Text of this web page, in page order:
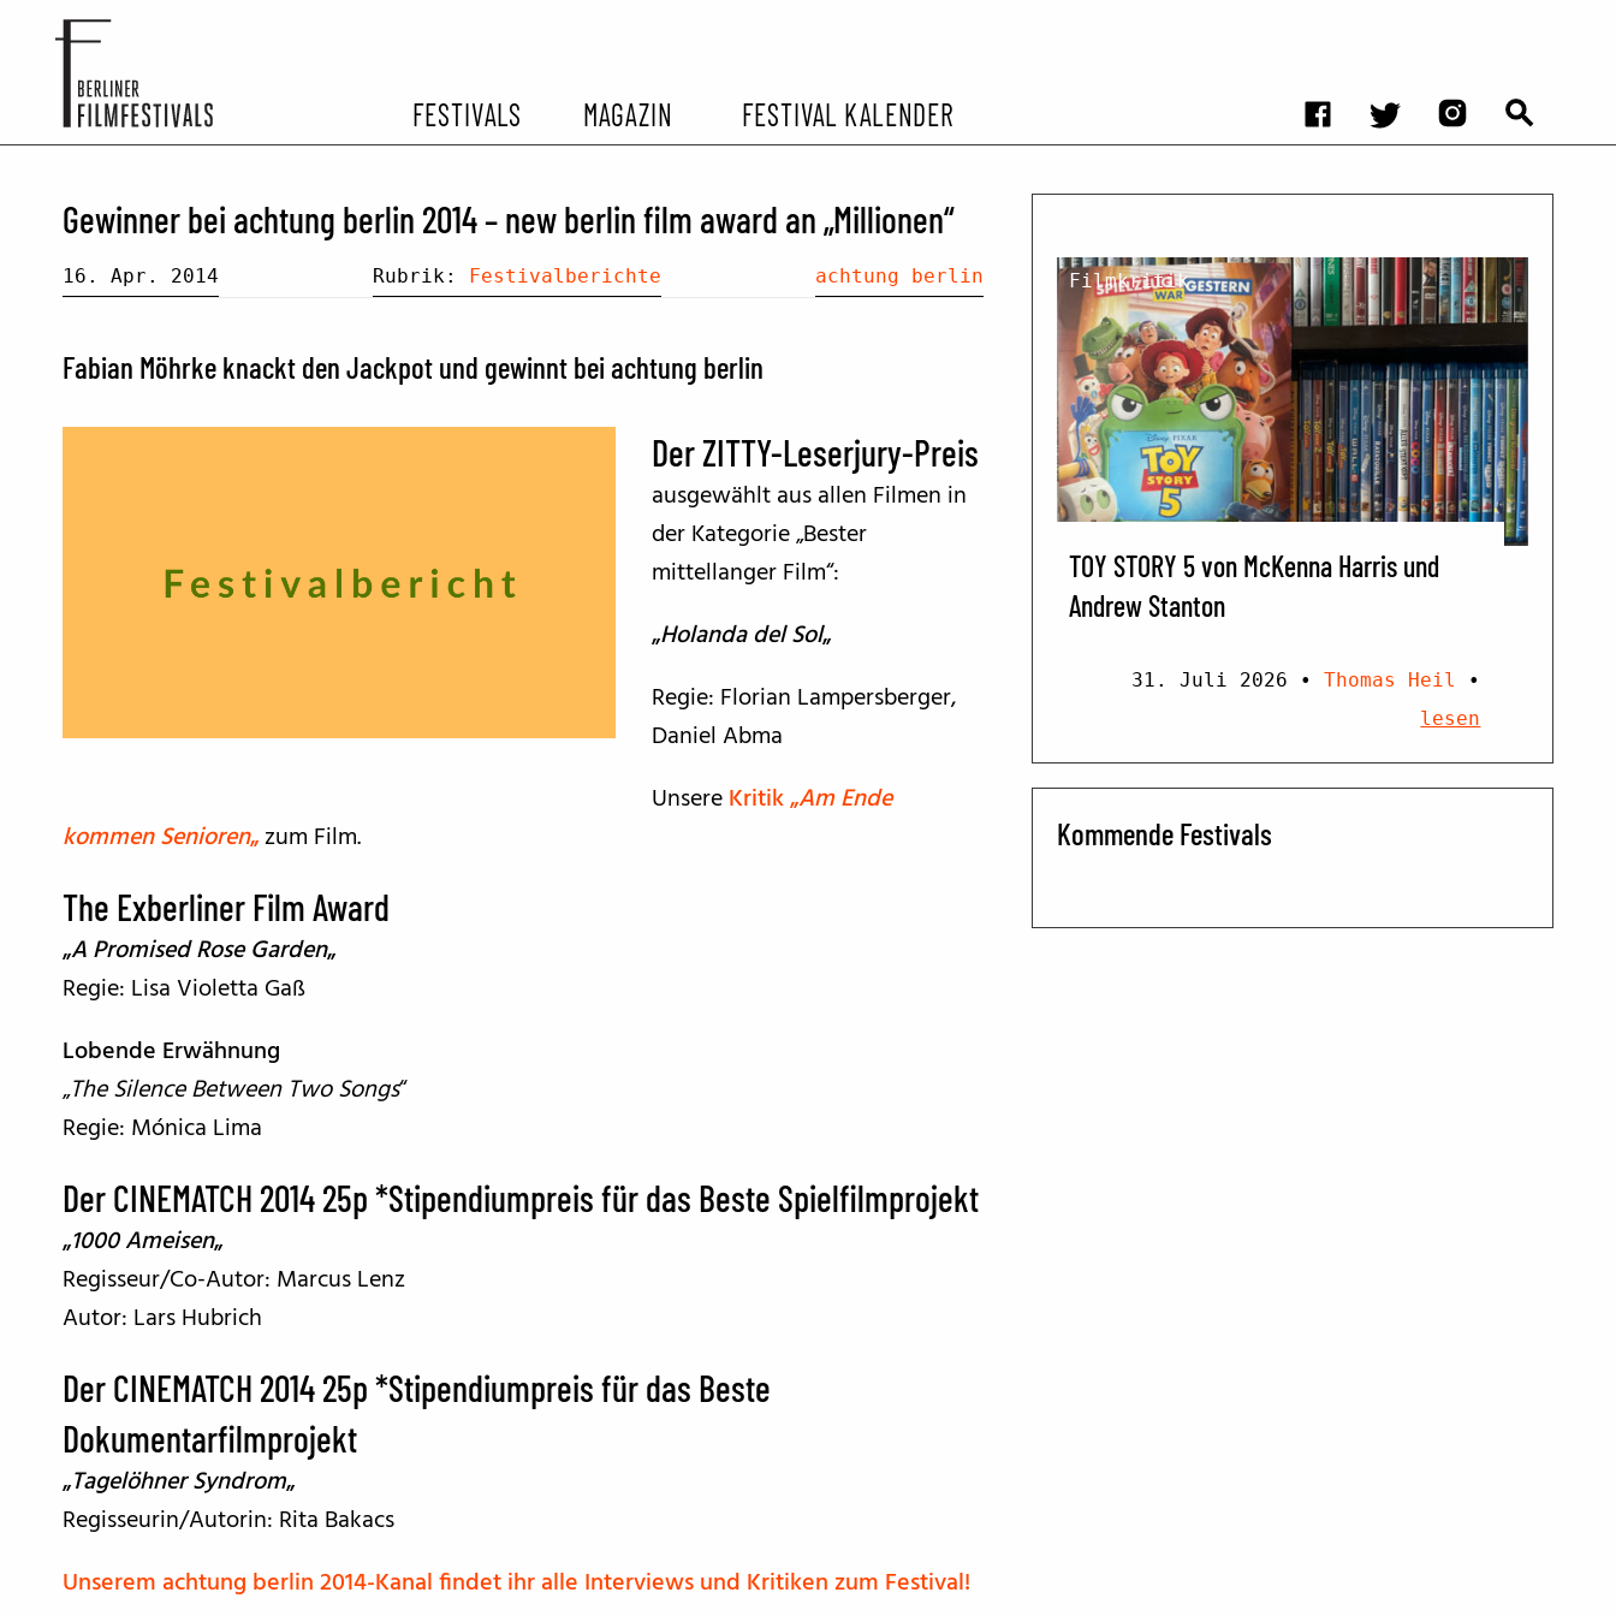
FESTIVALS
ARCHIV EHEMALIGER FILMFESTIVALS
MAGAZIN
FESTIVALBERICHTE
INTERVIEWS
FILMKRITIKEN
FILM- UND SERIEN-TIPPS
BFF ON THE ROAD
FESTIVAL KALENDER
Gewinner bei achtung berlin 2014 – new berlin film award an „Millionen“
16. Apr. 2014 Rubrik: Festivalberichte achtung berlin
Fabian Möhrke knackt den Jackpot und gewinnt bei achtung berlin
Der ZITTY-Leserjury-Preis
ausgewählt aus allen Filmen in
der Kategorie „Bester
mittellanger Film“:
„Holanda del Sol„
Regie: Florian Lampersberger,
Daniel Abma
UnsereKritik „Am Ende
kommen Senioren„zum Film.
The Exberliner Film Award
„A Promised Rose Garden„
Regie: Lisa Violetta Gaß
Lobende Erwähnung
„The Silence Between Two Songs“
Regie: Mónica Lima
Der CINEMATCH 2014 25p *Stipendiumpreis für das Beste Spielfilmprojekt
„1000 Ameisen„
Regisseur/Co-Autor: Marcus Lenz
Autor: Lars Hubrich
Der CINEMATCH 2014 25p *Stipendiumpreis für das Beste
Dokumentarfilmprojekt
„Tagelöhner Syndrom„
Regisseurin/Autorin: Rita Bakacs
Unserem achtung berlin 2014-Kanal findet ihr alle Interviews und Kritiken zum Festival!
Filmkritik
TOY STORY 5 von McKenna Harris und
Andrew Stanton
31. Juli 2026 • Thomas Heil
•
lesen
Kommende Festivals